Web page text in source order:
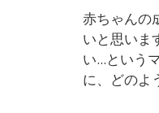
赤ちゃんの
いと思いま
い...という
に、どのよ